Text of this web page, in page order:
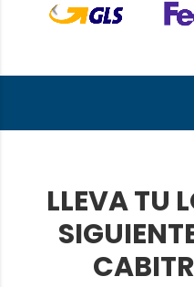
LLEVA TU